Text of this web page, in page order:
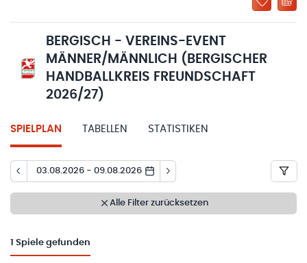
BERGISCH - VEREINS-EVENT
MÄNNER/MÄNNLICH (BERGISCHER
HANDBALLKREIS FREUNDSCHAFT
2026/27)
SPIELPLAN TABELLEN STATISTIKEN
03.08.2026 - 09.08.2026
Alle Filter zurücksetzen
Spiele gefunden